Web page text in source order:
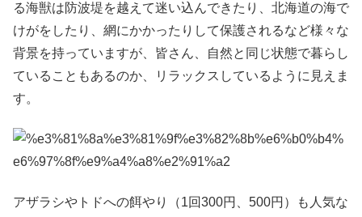
る海獣は防波堤を越えて迷い込んできたり、北海道の海で
けがをしたり、網にかかったりして保護されるなど様々な
背景を持っていますが、皆さん、自然と同じ状態で暮らし
ていることもあるのか、リラックスしているように見えま
す。
アザラシやトドへの餌やり（1回300円、500円）も人気な